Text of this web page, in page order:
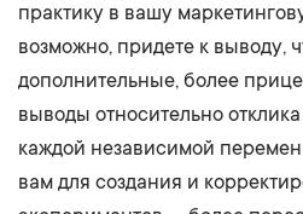
практику в вашу
возможно, придете к выводу,
дополнительные, более
выводы относительно
каждой независимой
вам для создания и